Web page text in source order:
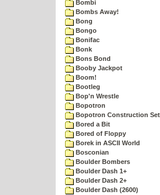
Bombi
Bombs Away!
Bong
Bongo
Bonifac
Bonk
Bons Bond
Booby Jackpot
Boom!
Bootleg
Bop'n Wrestle
Bopotron
Bopotron Construction Set
Bored a Bit
Bored of Floppy
Borek in ASCII World
Bosconian
Boulder Bombers
Boulder Dash 1+
Boulder Dash 2+
Boulder Dash (2600)